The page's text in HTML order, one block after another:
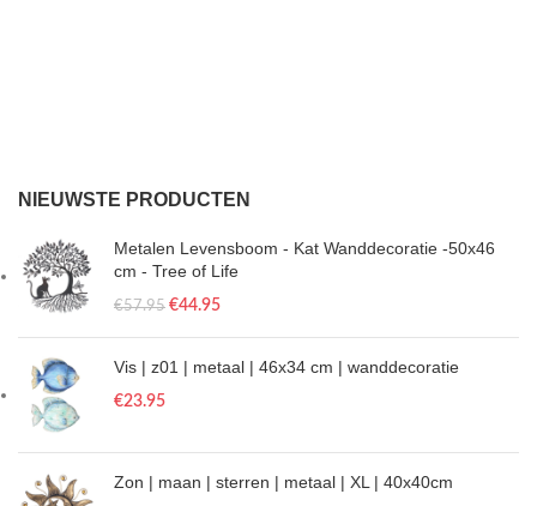
NIEUWSTE PRODUCTEN
Metalen Levensboom - Kat Wanddecoratie -50x46
cm - Tree of Life
€57.95 €44.95
Vis | z01 | metaal | 46x34 cm | wanddecoratie
€23.95
Zon | maan | sterren | metaal | XL | 40x40cm